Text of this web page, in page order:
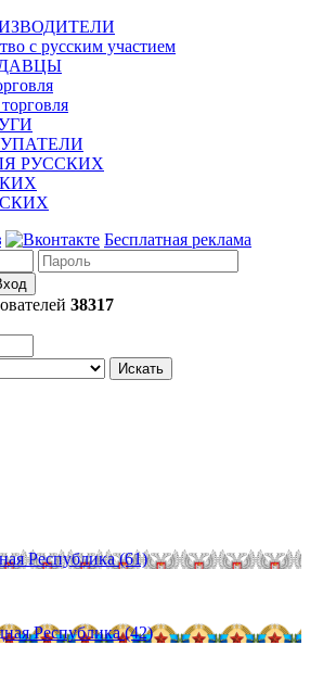
с русским участием
РУССКИХ
Бесплатная реклама
38317
Искать
Республика (61)
Республика (42)